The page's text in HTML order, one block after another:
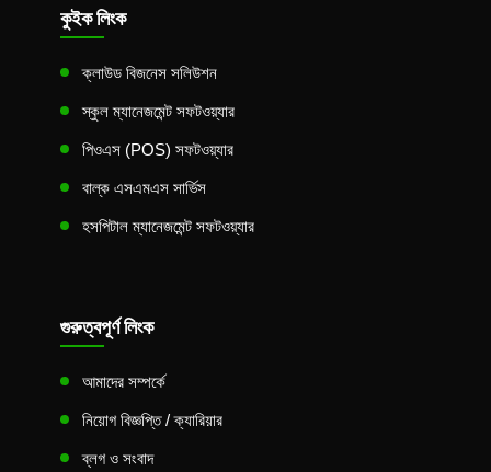
কুইক লিংক
ক্লাউড বিজনেস সলিউশন
স্কুল ম্যানেজমেন্ট সফটওয়্যার
পিওএস (POS) সফটওয়্যার
বাল্ক এসএমএস সার্ভিস
হসপিটাল ম্যানেজমেন্ট সফটওয়্যার
গুরুত্বপূর্ণ লিংক
আমাদের সম্পর্কে
নিয়োগ বিজ্ঞপ্তি / ক্যারিয়ার
ব্লগ ও সংবাদ